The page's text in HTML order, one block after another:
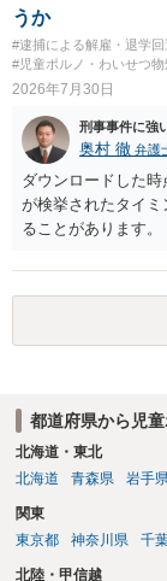
うか
#逮捕による解雇・退学回
#児童ポルノ・わいせつ
2026年7月30日
刑事事件に強
奥村 徹 弁護
ダウンロードした
が検挙されたタイ
ることがあります
談しておく などが
都道府県から児
北海道・東北
北海道
青森県 岩手
関東
東京都
神奈川県 千
北陸・甲信越